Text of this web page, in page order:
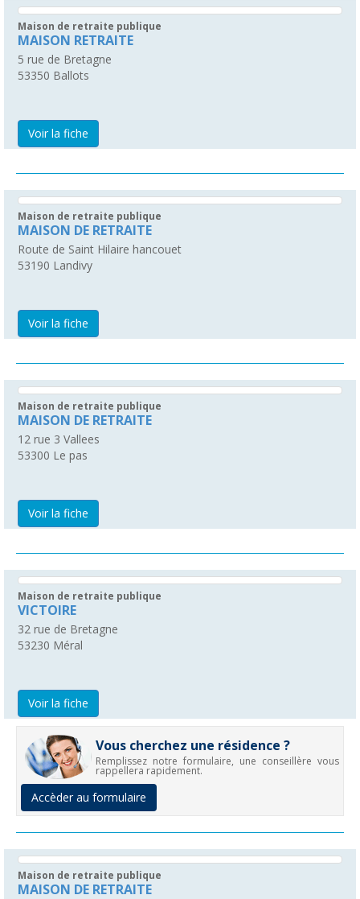
Maison de retraite publique
MAISON RETRAITE
5 rue de Bretagne
53350 Ballots
Voir la fiche
Maison de retraite publique
MAISON DE RETRAITE
Route de Saint Hilaire hancouet
53190 Landivy
Voir la fiche
Maison de retraite publique
MAISON DE RETRAITE
12 rue 3 Vallees
53300 Le pas
Voir la fiche
Maison de retraite publique
VICTOIRE
32 rue de Bretagne
53230 Méral
Voir la fiche
Vous cherchez une résidence ?
Remplissez notre formulaire, une conseillère vous
rappellera rapidement.
Accèder au formulaire
Maison de retraite publique
MAISON DE RETRAITE